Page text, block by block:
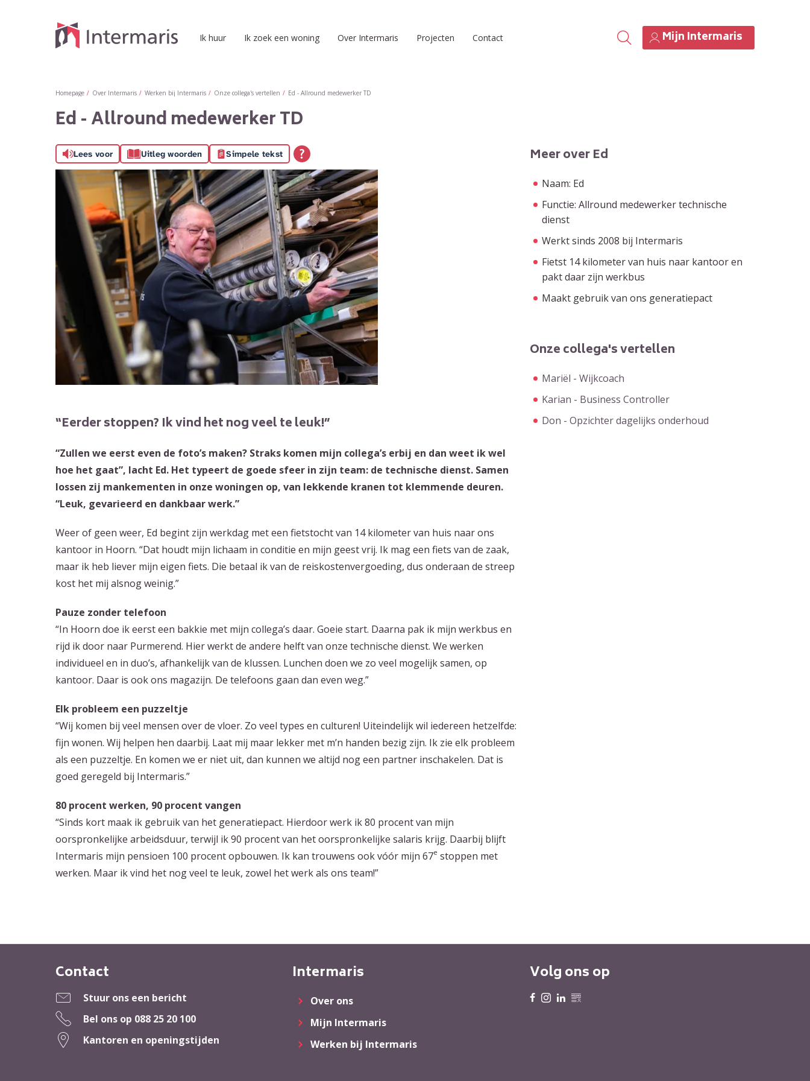
Naar hoofdinhoud
Naar hoofdnavigatiemenu
Naar zoeken
Naar de homepage
Ik huur Ik zoek een woning Over Intermaris Projecten Contact Mijn Intermaris
Homepage Over Intermaris Werken bij Intermaris Onze collega's vertellen Ed - Allround medewerker TD
Ed - Allround medewerker TD
Lees voor Uitleg woorden Simpele tekst
“Eerder stoppen? Ik vind het nog veel te leuk!”
“Zullen we eerst even de foto’s maken? Straks komen mijn collega’s erbij en dan weet ik wel
hoe het gaat”, lacht Ed. Het typeert de goede sfeer in zijn team: de technische dienst. Samen
lossen zij mankementen in onze woningen op, van lekkende kranen tot klemmende deuren.
“Leuk, gevarieerd en dankbaar werk.”
Weer of geen weer, Ed begint zijn werkdag met een fietstocht van 14 kilometer van huis naar ons
kantoor in Hoorn. “Dat houdt mijn lichaam in conditie en mijn geest vrij. Ik mag een fiets van de zaak,
maar ik heb liever mijn eigen fiets. Die betaal ik van de reiskostenvergoeding, dus onderaan de streep
kost het mij alsnog weinig.”
Pauze zonder telefoon
“In Hoorn doe ik eerst een bakkie met mijn collega’s daar. Goeie start. Daarna pak ik mijn werkbus en
rijd ik door naar Purmerend. Hier werkt de andere helft van onze technische dienst. We werken
individueel en in duo’s, afhankelijk van de klussen. Lunchen doen we zo veel mogelijk samen, op
kantoor. Daar is ook ons magazijn. De telefoons gaan dan even weg.”
Elk probleem een puzzeltje
“Wij komen bij veel mensen over de vloer. Zo veel types en culturen! Uiteindelijk wil iedereen hetzelfde:
fijn wonen. Wij helpen hen daarbij. Laat mij maar lekker met m’n handen bezig zijn. Ik zie elk probleem
als een puzzeltje. En komen we er niet uit, dan kunnen we altijd nog een partner inschakelen. Dat is
goed geregeld bij Intermaris.”
80 procent werken, 90 procent vangen
“Sinds kort maak ik gebruik van het generatiepact. Hierdoor werk ik 80 procent van mijn
oorspronkelijke arbeidsduur, terwijl ik 90 procent van het oorspronkelijke salaris krijg. Daarbij blijft
Intermaris mijn pensioen 100 procent opbouwen. Ik kan trouwens ook vóór mijn 67e stoppen met
werken. Maar ik vind het nog veel te leuk, zowel het werk als ons team!”
Meer over Ed
Naam: Ed
Functie: Allround medewerker technische
dienst
Werkt sinds 2008 bij Intermaris
Fietst 14 kilometer van huis naar kantoor en
pakt daar zijn werkbus
Maakt gebruik van ons generatiepact
Onze collega's vertellen
Mariël - Wijkcoach
Karian - Business Controller
Don - Opzichter dagelijks onderhoud
Contactinformatie
Contact
Stuur ons een bericht
Bel ons op 088 25 20 100
Kantoren en openingstijden
Intermaris
Over ons
Mijn Intermaris
Werken bij Intermaris
Volg ons op